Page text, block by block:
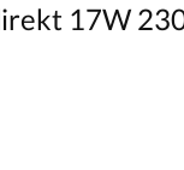
17W